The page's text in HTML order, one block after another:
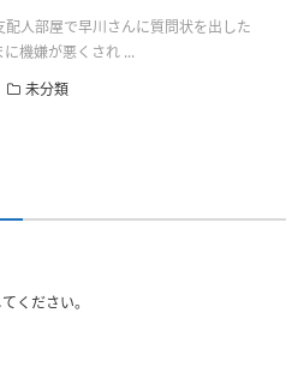
配人部屋で早川さんに質問状を出した
機嫌が悪くされ ...
未分類
ください。